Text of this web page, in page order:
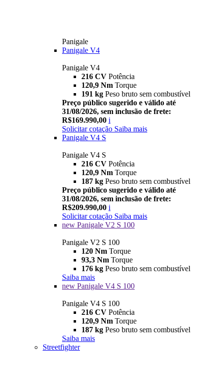
Panigale
Panigale V4
Panigale V4
216 CV Potência
120,9 Nm Torque
191 kg Peso bruto sem combustível
Preço público sugerido e válido até
31/08/2026, sem inclusão de frete:
R$169.990,00 i
Solicitar cotação Saiba mais
Panigale V4 S
Panigale V4 S
216 CV Potência
120,9 Nm Torque
187 kg Peso bruto sem combustível
Preço público sugerido e válido até
31/08/2026, sem inclusão de frete:
R$209.990,00 i
Solicitar cotação Saiba mais
new Panigale V2 S 100
Panigale V2 S 100
120 Nm Torque
93,3 Nm Torque
176 kg Peso bruto sem combustível
Saiba mais
new Panigale V4 S 100
Panigale V4 S 100
216 CV Potência
120,9 Nm Torque
187 kg Peso bruto sem combustível
Saiba mais
Streetfighter